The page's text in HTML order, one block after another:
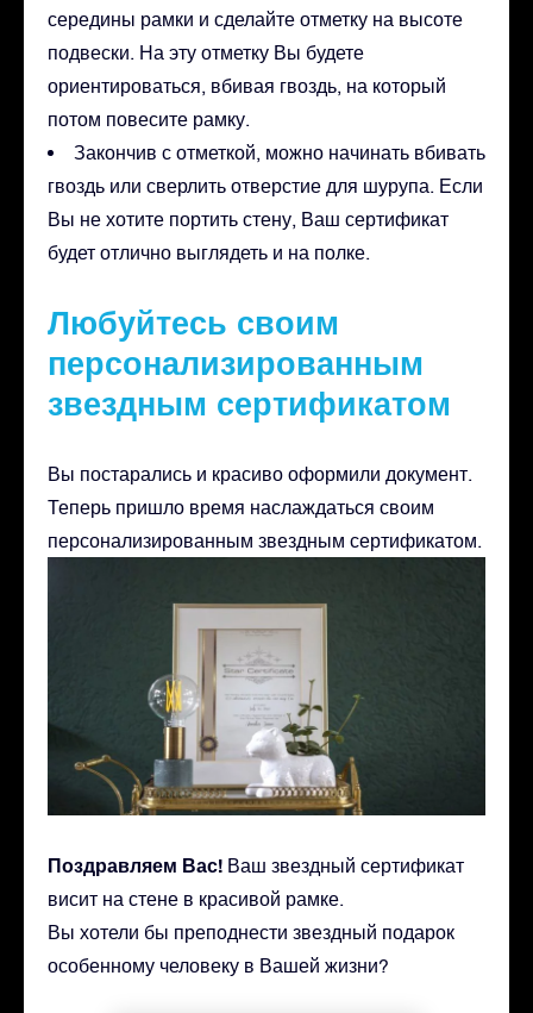
середины рамки и сделайте отметку на высоте
подвески. На эту отметку Вы будете
ориентироваться, вбивая гвоздь, на который
потом повесите рамку.
Закончив с отметкой, можно начинать вбивать
гвоздь или сверлить отверстие для шурупа. Если
Вы не хотите портить стену, Ваш сертификат
будет отлично выглядеть и на полке.
Любуйтесь своим
персонализированным
звездным сертификатом
Вы постарались и красиво оформили документ.
Теперь пришло время наслаждаться своим
персонализированным звездным сертификатом.
Поздравляем Вас! Ваш звездный сертификат
висит на стене в красивой рамке.
Вы хотели бы преподнести звездный подарок
особенному человеку в Вашей жизни?